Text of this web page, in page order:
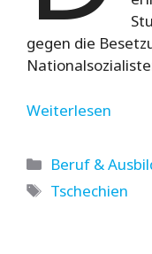
gegen die
Weiterlesen
Kategorien
Beruf &
Schlagwörter
Tschechien